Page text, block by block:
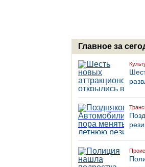
Главное за